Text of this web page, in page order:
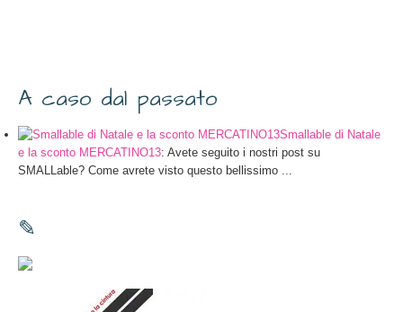
A caso dal passato
Smallable di Natale
e la sconto MERCATINO13: Avete seguito i nostri post su
SMALLable? Come avrete visto questo bellissimo ...
✎